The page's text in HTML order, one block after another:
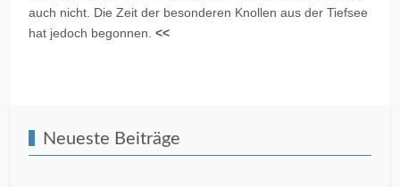
auch nicht. Die Zeit der besonderen Knollen aus der Tiefsee
hat jedoch begonnen. <<
Neueste Beiträge